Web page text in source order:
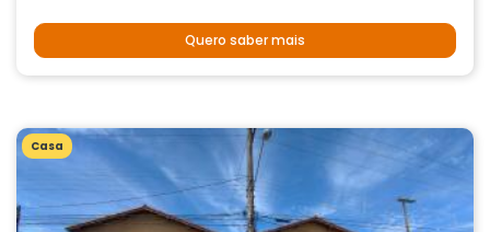
Quero saber mais
Casa